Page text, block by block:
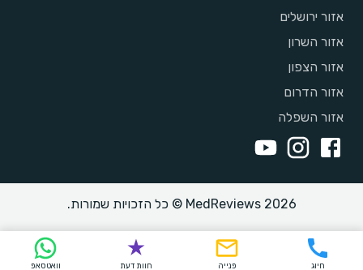
אזור ירושלים
אזור השרון
אזור הצפון
אזור הדרום
אזור השפלה
MedReviews 2026 © כל הזכויות שמורות.
חיוג פנייה חוות דעת וואטסאפ